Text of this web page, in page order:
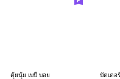
ตุ้ยนุ้ย เบบี้ บอย